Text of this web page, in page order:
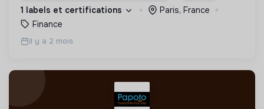
1 labels et certifications
Paris, France
Finance
Il y a 2 mois